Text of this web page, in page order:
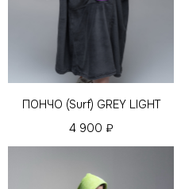
ПОНЧО (Surf) GREY LIGHT
4 900 ₽